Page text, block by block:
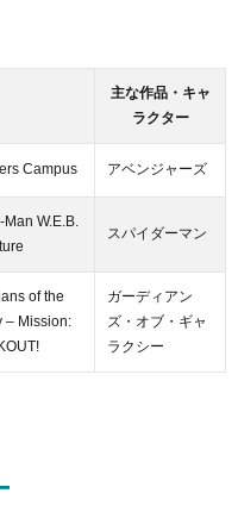
主な作品・キャ
ラクター
Campus アベンジャーズ
W.E.B.
スパイダーマン
of the
– Mission:
ガーディアン
ズ・オブ・ギャ
ラクシー